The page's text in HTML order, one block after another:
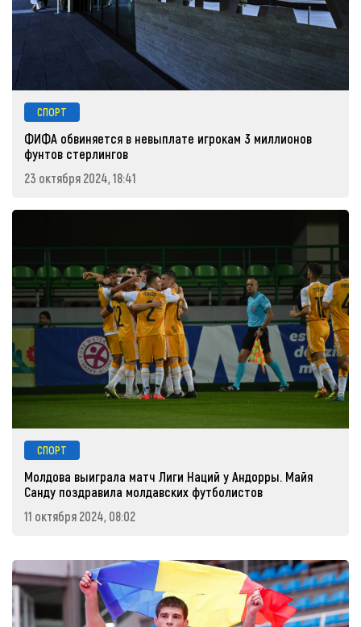
СПОРТ
ФИФА обвиняется в невыплате игрокам 3 миллионов
фунтов стерлингов
23 октября 2024, 18:41
СПОРТ
Молдова выиграла матч Лиги Наций у Андорры. Майя
Санду поздравила молдавских футболистов
11 октября 2024, 08:02